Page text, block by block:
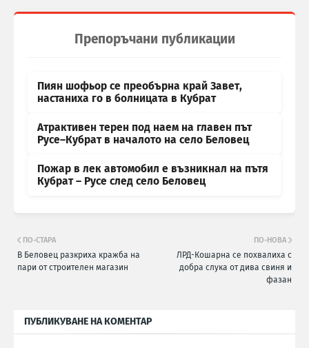
Препоръчани публикации
Пиян шофьор се преобърна край Завет,
настаниха го в болницата в Кубрат
Атрактивен терен под наем на главен път
Русе–Кубрат в началото на село Беловец
Пожар в лек автомобил е възникнал на пътя
Кубрат – Русе след село Беловец
ПО-НОВА
ЛРД-Кошарна се похвалиха с
добра слука от дива свиня и
фазан
ПО-СТАРА
В Беловец разкриха кражба на
пари от строителен магазин
ПУБЛИКУВАНЕ НА КОМЕНТАР